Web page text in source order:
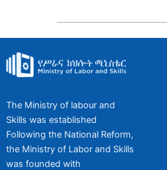
The Ministry of labour and
Skills was established
Following the National Reform,
the Ministry of Labor and Skills
was founded with